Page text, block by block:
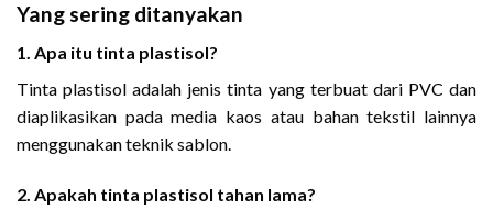
Yang sering ditanyakan
1. Apa itu tinta plastisol?
Tinta plastisol adalah jenis tinta yang terbuat dari PVC dan
diaplikasikan pada media kaos atau bahan tekstil lainnya
menggunakan teknik sablon.
2. Apakah tinta plastisol tahan lama?